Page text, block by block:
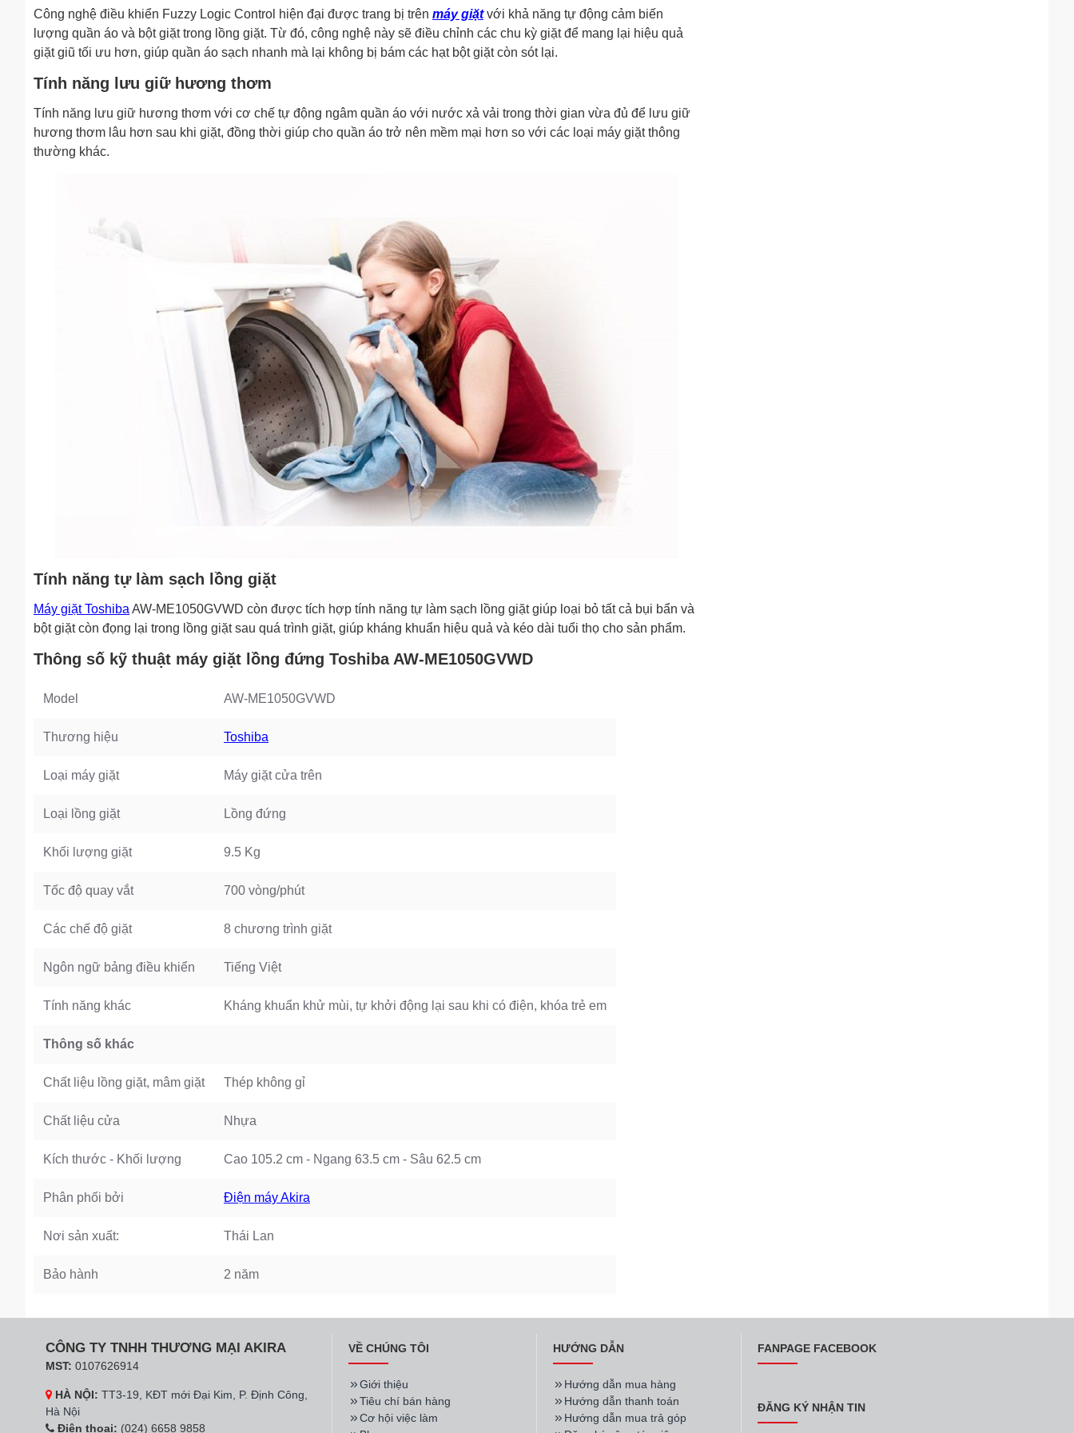
Công nghệ điều khiển Fuzzy Logic Control hiện đại được trang bị trên máy giặtvới khả năng tự động cảm biến
lượng quần áo và bột giặt trong lồng giặt. Từ đó, công nghệ này sẽ điều chỉnh các chu kỳ giặt để mang lại hiệu quả
giặt giũ tối ưu hơn, giúp quần áo sạch nhanh mà lại không bị bám các hạt bột giặt còn sót lại.
Tính năng lưu giữ hương thơm
Tính năng lưu giữ hương thơm với cơ chế tự động ngâm quần áo với nước xả vải trong thời gian vừa đủ để lưu giữ
hương thơm lâu hơn sau khi giặt, đồng thời giúp cho quần áo trở nên mềm mại hơn so với các loại máy giặt thông
thường khác.
Tính năng tự làm sạch lồng giặt
Máy giặt Toshiba AW-ME1050GVWD còn được tích hợp tính năng tự làm sạch lồng giặt giúp loại bỏ tất cả bụi bẩn và
bột giặt còn đọng lại trong lồng giặt sau quá trình giặt, giúp kháng khuẩn hiệu quả và kéo dài tuổi thọ cho sản phẩm.
Thông số kỹ thuật máy giặt lồng đứng Toshiba AW-ME1050GVWD
Model AW-ME1050GVWD
Thương hiệu Toshiba
Loại máy giặt Máy giặt cửa trên
Loại lồng giặt Lồng đứng
Khối lượng giặt 9.5 Kg
Tốc độ quay vắt 700 vòng/phút
Các chế độ giặt 8 chương trình giặt
Ngôn ngữ bảng điều khiển Tiếng Việt
Tính năng khác Kháng khuẩn khử mùi, tự khởi động lại sau khi có điện, khóa trẻ em
Thông số khác
Chất liệu lồng giặt, mâm giặt Thép không gỉ
Chất liệu cửa Nhựa
Kích thước - Khối lượng Cao 105.2 cm - Ngang 63.5 cm - Sâu 62.5 cm
Phân phối bởi Điện máy Akira
Nơi sản xuất: Thái Lan
Bảo hành 2 năm
CÔNG TY TNHH THƯƠNG MẠI AKIRA
MST: 0107626914
HÀ NỘI: TT3-19, KĐT mới Đại Kim, P. Định Công,
Hà Nội
Điện thoại: (024) 6658 9858
VỀ CHÚNG TÔI
Giới thiệu
Tiêu chí bán hàng
Cơ hội việc làm
HƯỚNG DẪN
Hướng dẫn mua hàng
Hướng dẫn thanh toán
Hướng dẫn mua trả góp
FANPAGE FACEBOOK
ĐĂNG KÝ NHẬN TIN